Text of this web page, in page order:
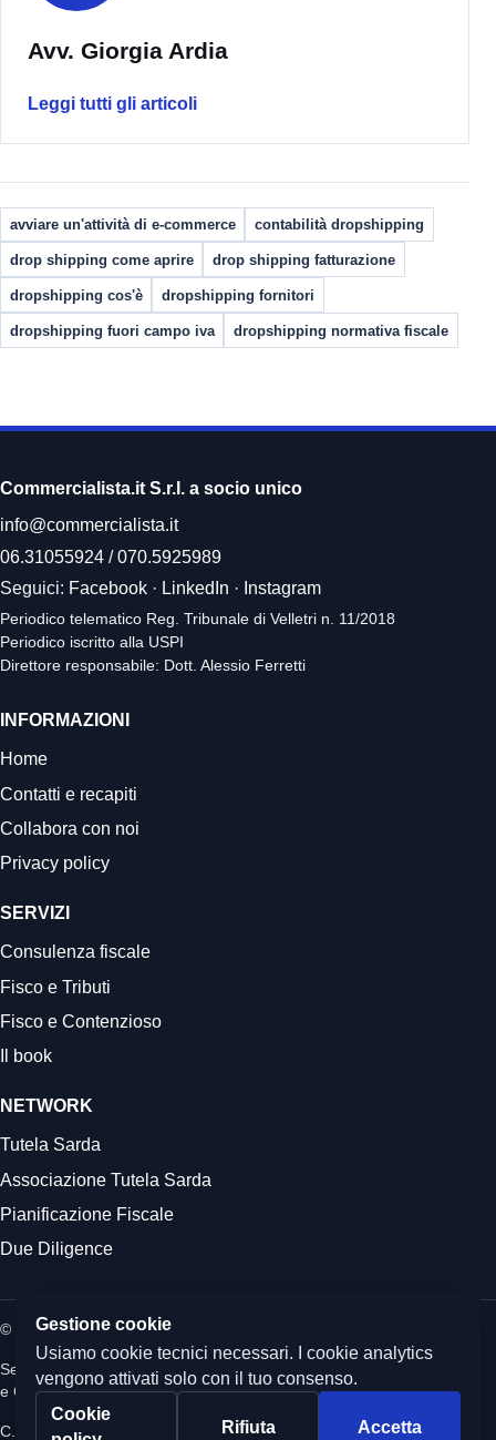
Avv. Giorgia Ardia
Leggi tutti gli articoli
avviare un'attività di e-commerce contabilità dropshipping
drop shipping come aprire drop shipping fatturazione
dropshipping cos'è dropshipping fornitori
dropshipping fuori campo iva dropshipping normativa fiscale
Commercialista.it S.r.l. a socio unico
info@commercialista.it
06.31055924 /070.5925989
Seguici: Facebook · LinkedIn · Instagram
Periodico telematico Reg. Tribunale di Velletri n. 11/2018
Periodico iscritto alla USPI
Direttore responsabile: Dott. Alessio Ferretti
INFORMAZIONI
Home
Contatti e recapiti
Collabora con noi
Privacy policy
SERVIZI
Consulenza fiscale
Fisco e Tributi
Fisco e Contenzioso
Il book
NETWORK
Tutela Sarda
Associazione Tutela Sarda
Pianificazione Fiscale
Due Diligence
© 2026 Commercialista.it
Sede legale: Via Boezio 4c, Roma - Sedi operative: Albano Laziale
e Quartu Sant'Elena
C.F. e P.IVA 12059071006 - Capitale sociale i.v. 10.000 euro
Gestione cookie
Usiamo cookie tecnici necessari. I cookie analytics
vengono attivati solo con il tuo consenso.
Cookie
Rifiuta Accetta